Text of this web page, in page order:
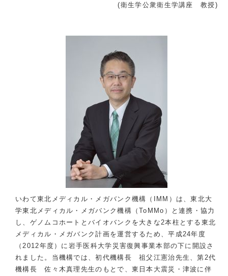
(衛生学公衆衛生学講座 教授)
いわて東北メディカル・メガバンク機構（IMM）は、東北大
学東北メディカル・メガバンク機構（ToMMo）と連携・協力
し、ゲノムコホートとバイオバンクを大きな2本柱とする東北
メディカル・メガバンク計画を運営するため、平成24年度
（2012年度）に岩手医科大学災害復興事業本部の下に開設さ
れました。当機構では、初代機構長 祖父江憲治先生、第2代
機構長 佐々木真理先生のもとで、東日本大震災・津波に伴